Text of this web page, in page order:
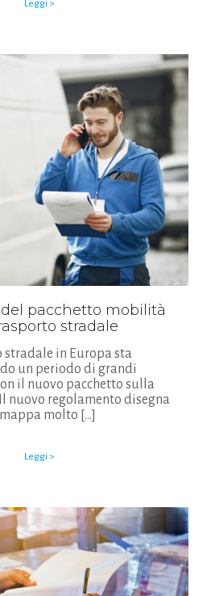
Leggi >
pacchetto mobilità
stradale
stradale in Europa sta
un periodo di grandi
il nuovo pacchetto sulla
nuovo regolamento disegna
molto […]
Leggi >